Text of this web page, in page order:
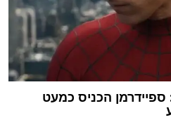
הכניס כמעט